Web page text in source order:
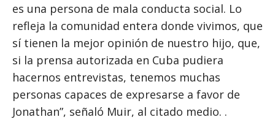
es una persona de mala conducta social. Lo
refleja la comunidad entera donde vivimos, que
sí tienen la mejor opinión de nuestro hijo, que,
si la prensa autorizada en Cuba pudiera
hacernos entrevistas, tenemos muchas
personas capaces de expresarse a favor de
Jonathan”, señaló Muir, al citado medio. .